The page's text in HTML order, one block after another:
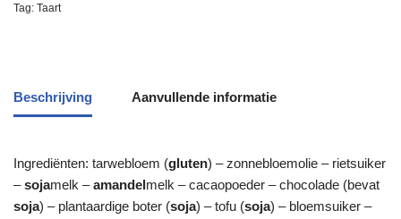
Tag: Taart
Beschrijving Aanvullende informatie
Ingrediënten: tarwebloem (gluten) – zonnebloemolie – rietsuiker
–sojamelk –amandel melk – cacaopoeder – chocolade (bevat
soja) – plantaardige boter (soja) – tofu (soja) – bloemsuiker –